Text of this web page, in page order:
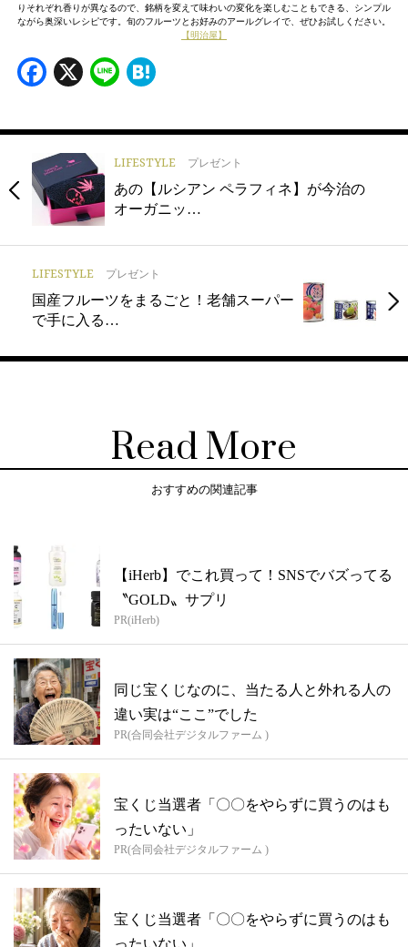
りそれぞれ香りが異なるので、銘柄を変えて味わいの変化を楽しむこともできる、シンプル
ながら奥深いレシピです。旬のフルーツとお好みのアールグレイで、ぜひお試しください。
【明治屋】
Facebook
X Line
LIFESTYLE プレゼント
あの【ルシアン ペラフィネ】が今治の
オーガニッ…
LIFESTYLE プレゼント
国産フルーツをまるごと！老舗スーパー
で手に入る…
Read More
おすすめの関連記事
【iHerb】でこれ買って！SNSでバズってる
〝GOLD〟サプリ
PR(iHerb)
同じ宝くじなのに、当たる人と外れる人の
違い実は“ここ”でした
PR(合同会社デジタルファーム )
宝くじ当選者「〇〇をやらずに買うのはも
ったいない」
PR(合同会社デジタルファーム )
宝くじ当選者「〇〇をやらずに買うのはも
ったいない」